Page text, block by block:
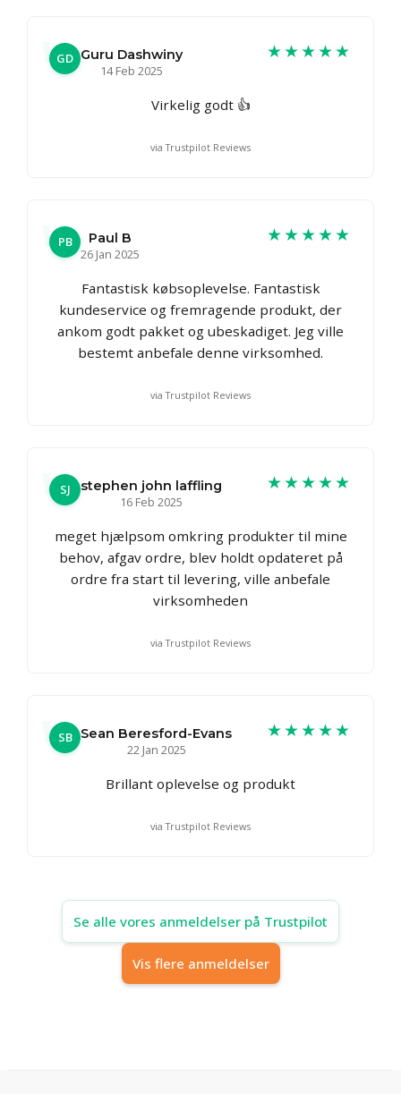
GD Guru Dashwiny
14 Feb 2025
★★★★★
Virkelig godt 👍
via Trustpilot Reviews
PB
Paul B
26 Jan 2025
★★★★★
Fantastisk købsoplevelse. Fantastisk
kundeservice og fremragende produkt, der
ankom godt pakket og ubeskadiget. Jeg ville
bestemt anbefale denne virksomhed.
via Trustpilot Reviews
SJ
stephen john laffling
16 Feb 2025
★★★★★
meget hjælpsom omkring produkter til mine
behov, afgav ordre, blev holdt opdateret på
ordre fra start til levering, ville anbefale
virksomheden
via Trustpilot Reviews
SB Sean Beresford-Evans
22 Jan 2025
★★★★★
Brillant oplevelse og produkt
via Trustpilot Reviews
Se alle vores anmeldelser på Trustpilot
Vis flere anmeldelser